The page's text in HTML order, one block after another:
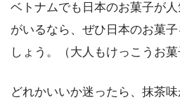
ベトナムでも日本のお菓子が
がいるなら、ぜひ日本のお菓
しょう。（大人もけっこうお菓
どれかいいか迷ったら、抹茶